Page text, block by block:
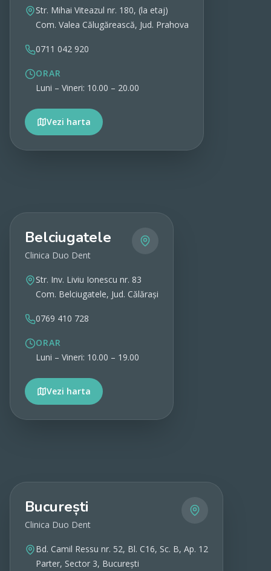
Str. Mihai Viteazul nr. 180, (la etaj)
Com. Valea Călugărească, Jud. Prahova
0711 042 920
ORAR
Luni – Vineri: 10.00 – 20.00
Vezi harta
Vezi detalii
Belciugatele
Clinica Duo Dent
Str. Inv. Liviu Ionescu nr. 83
Com. Belciugatele, Jud. Călărași
0769 410 728
ORAR
Luni – Vineri: 10.00 – 19.00
Vezi harta
Vezi detalii
București
Clinica Duo Dent
Bd. Camil Ressu nr. 52, Bl. C16, Sc. B, Ap. 12
Parter, Sector 3, București